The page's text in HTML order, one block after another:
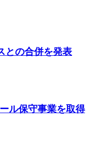
との合併を発表
ル保守事業を取得